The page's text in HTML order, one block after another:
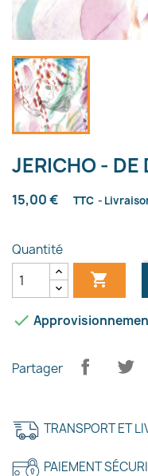
JERICHO - DE
15,00 € TTC
Quantité


Partager
TRANSPORT ET
PAIEMENT